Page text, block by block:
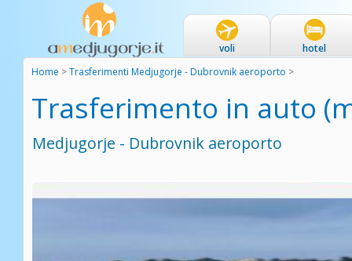
voli
hotel
Home >Trasferimenti Medjugorje - Dubrovnik aeroporto >
Trasferimento in auto
Medjugorje - Dubrovnik aeroporto